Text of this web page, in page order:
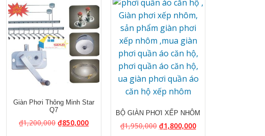
Giàn Phơi Thông Minh Star
Q7
₫1,200,000 ₫850,000
BỘ GIÀN PHƠI XẾP NHÔM
₫1,950,000 ₫1,800,000